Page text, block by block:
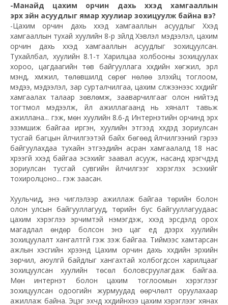
-Манайд цахим орчин дахь хүүхэд хамгааллын
эрх зүйн асуудлыг ямар хуулиар зохицуулж байна вэ?
-Цахим орчин дахь хүүхэд хамгааллын асуудлыг Хүүхэд
хамгааллын тухай хуулийн 8-р зүйлд Хэвлэл мэдээлэл, цахим
орчин дахь хүүхэд хамгааллын асуудлыг зохицуулсан.
Тухайлбал, хуулийн 8.1-т Харилцаа холбооны зохицуулах
хороо, цагдаагийн төв байгууллага хүүхдийн хөгжил, эрүүл
мэнд, хүмүүжил, төлөвшилд сөрөг нөлөө үзүүлэхүйц тоглоом,
мэдээ, мэдээлэл, зар сурталчилгаа, цахим сүлжээнээс хүүхдийг
хамгаалах талаар зөвлөмж, зааварчилгааголон нийтэд
тогтмол мэдээлж, үйл ажиллагаанд нь хяналт тавьж
ажиллана... гэж, мөн хуулийн 8.6-д Интернэтийн орчинд эрх
эзэмшиж байгаа иргэн, хуулийн этгээд хүүхдэд зориулсан
тусгай багцын үйлчилгээтэй байх бөгөөд үйлчилгээний гэрээ
байгуулахдаа тухайн этгээдийн асран хамгаалалд 18 нас
хүрээгүй хүүхэд байгаа эсэхийг заавал асууж, насанд хүрэгчдэд
зориулсан тусгай сувгийн үйлчилгээг хэрэглэх эсэхийг
тохиролцоно... гэж заасан.
Хуульчид, энэ чиглэлээр ажиллаж байгаа төрийн болон
олон улсын байгууллагууд, төрийн бус байгууллагуудаас
цахим хэрэглээ эрчимтэй нэмэгдэж, хүүхэд эрсдэлд орох
магадлал өндөр болсон энэ цаг үед дээрх хуулийн
зохицуулалт хангалтгүй гэж үзэж байгаа. Тиймээс хамтарсан
ажлын хэсгийн хүрээнд Цахим орчин дахь хүүхдийн эрхийн
зөрчил, аюулгүй байдлыг хангахтай холбогдсон харилцааг
зохицуулсан хуулийн төсөл боловсруулагдаж байгаа.
Мөнинтернэт болон цахим тоглоомын хэрэглээг
зохицуулсан одоогийн журмуудад өөрчлөлт оруулахаар
ажиллаж байна. Эцэг эхчүүд хүүхдийнхээ цахим хэрэглээг хянах